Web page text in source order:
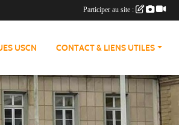
USCN CONTACT & LIENS UTILES
Participer au site :